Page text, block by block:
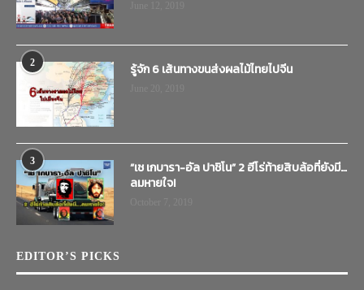
2 รู้จัก 6 เส้นทางขนส่งผลไม้ไทยไปจีน
3
“เช เกบารา-อัล ปาชิโน” 2 ฮีโร่ท้ายสิบล้อที่ยังมี…
ลมหายใจ!
EDITOR’S PICKS